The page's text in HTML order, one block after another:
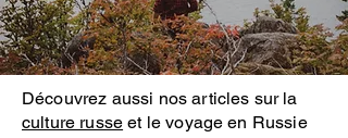
Découvrez aussi nos articles sur la
culture russe et le voyage en Russie